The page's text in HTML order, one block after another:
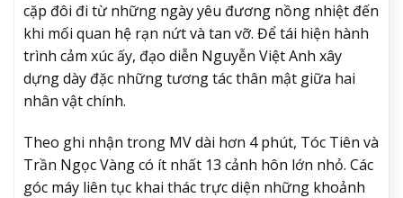
cặp đôi đi từ những ngày yêu đương nồng nhiệt đến
khi mối quan hệ rạn nứt và tan vỡ. Để tái hiện hành
trình cảm xúc ấy, đạo diễn Nguyễn Việt Anh xây
dựng dày đặc những tương tác thân mật giữa hai
nhân vật chính.
Theo ghi nhận trong MV dài hơn 4 phút, Tóc Tiên và
Trần Ngọc Vàng có ít nhất 13 cảnh hôn lớn nhỏ. Các
góc máy liên tục khai thác trực diện những khoảnh